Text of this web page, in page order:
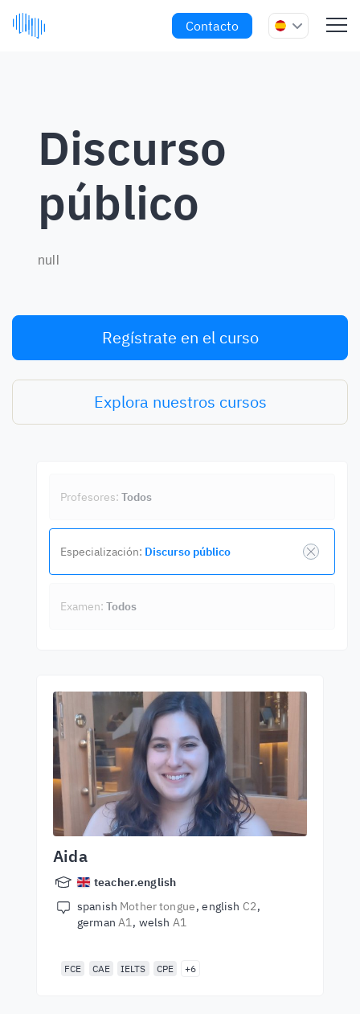
Contacto
Discurso
público
null
Regístrate en el curso
Explora nuestros cursos
Profesores: Todos
Especialización: Discurso público
Examen: Todos
Aida
teacher.english
spanish Mother tongue english C2
german A1 welsh A1
FCE CAE IELTS CPE +6